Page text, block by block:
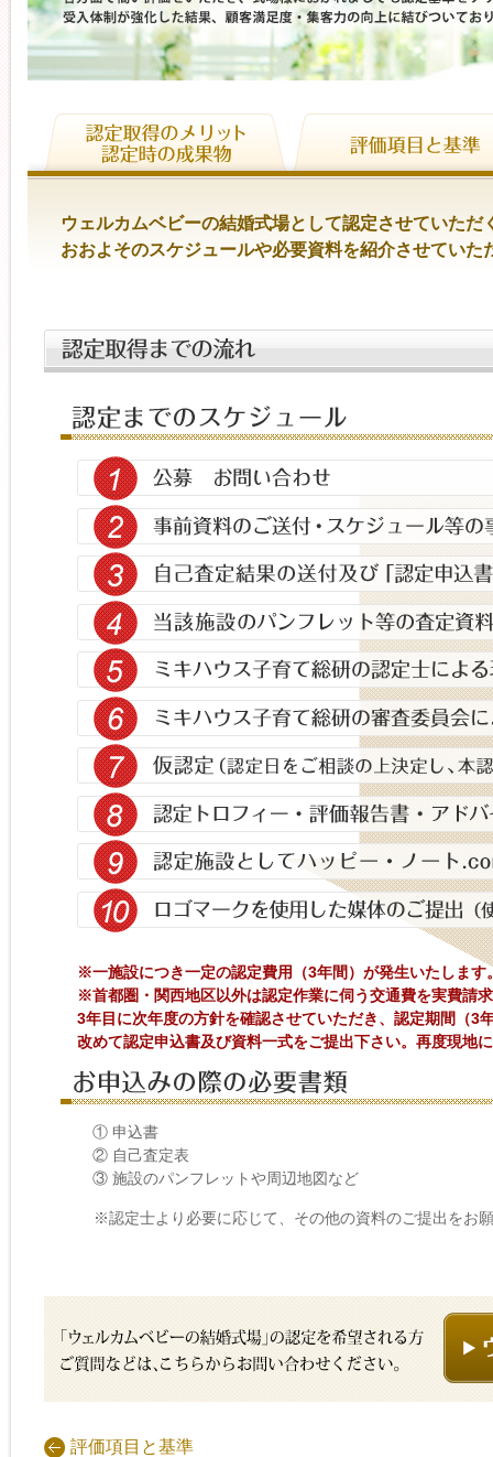
ウェルカムベビーの結婚式場として認定させていた
おおよそのスケジュールや必要資料を紹介させていた
※一施設につき一定の認定費用（3年間）が発生いたしま
※首都圏・関西地区以外は認定作業に伺う交通費を実費請
3年目に次年度の方針を確認させていただき、認定期間（3
改めて認定申込書及び資料一式をご提出下さい。再度現地
① 申込書
② 自己査定表
③ 施設のパンフレットや周辺地図など
※認定士より必要に応じて、その他の資料のご提出をお
評価項目と基準